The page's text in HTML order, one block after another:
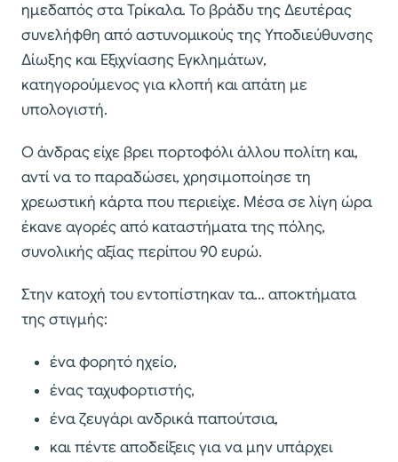
ημεδαπός στα Τρίκαλα. Το βράδυ της Δευτέρας
συνελήφθη από αστυνομικούς της Υποδιεύθυνσης
Δίωξης και Εξιχνίασης Εγκλημάτων,
κατηγορούμενος για κλοπή και απάτη με
υπολογιστή.
Ο άνδρας είχε βρει πορτοφόλι άλλου πολίτη και,
αντί να το παραδώσει, χρησιμοποίησε τη
χρεωστική κάρτα που περιείχε. Μέσα σε λίγη ώρα
έκανε αγορές από καταστήματα της πόλης,
συνολικής αξίας περίπου 90 ευρώ.
Στην κατοχή του εντοπίστηκαν τα… αποκτήματα
της στιγμής:
ένα φορητό ηχείο,
ένας ταχυφορτιστής,
ένα ζευγάρι ανδρικά παπούτσια,
και πέντε αποδείξεις για να μην υπάρχει